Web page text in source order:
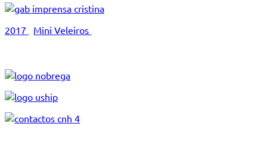
2017 Mini Veleiros